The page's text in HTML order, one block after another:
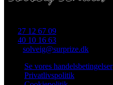
27 12 67 09
40 10 16 63
solveig@surprize.dk
Se vores handelsbetingelser
Privatlivspolitik